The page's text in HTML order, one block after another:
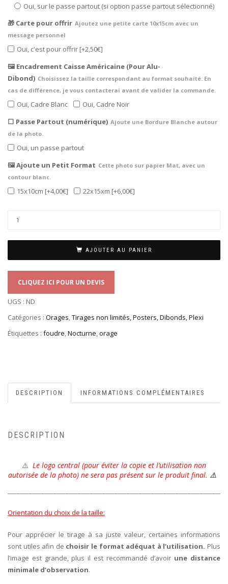
Oui, sur le passe partout (si option passe partout sélectionné)
🎁 Carte pour offrir Ajoutez une petite carte 10x15cm avec un
message personnel
Oui, c'est pour offrir [+2,50€]
🖼️ Encadrement Caisse Américaine (Pour Alu-
Dibond) Choisissez la taille correspondant au format souhaité. En
cas de différence, je vous contacterai avant de valider la commande.
Oui, Cadre Blanc
Oui, Cadre Noir
⬜ Passe Partout (numérique) Ajoute une Bordure Blanche autour
de la photo.
Oui, un passe partout
🖼️ Ajoute un Petit Format Cette photo sur papier Mat, avec un
contour blanc.
15x10cm [+4,00€] 22x15xm [+6,00€]
AJOUTER AU PANIER
CLIQUEZ ICI POUR UN DEVIS
UGS : ND
Catégories : Orages,Tirages non limités, Posters, Dibonds, Plexi
Étiquettes : foudre,Nocturne,orage
DESCRIPTION INFORMATIONS COMPLÉMENTAIRES
DESCRIPTION
⚠️ Le logo central (pour éviter la copie et l’utilisation non
autorisée de la photo) ne sera pas présent sur le produit final. ⚠️
Orientation du choix de la taille:
Pour apprécier le tirage à sa juste valeur, certaines informations
sont utiles afin de choisir le format adéquat à l’utilisation. Plus
l’image est grande, plus il est recommandé d’avoir une distance
minimale d’observation.